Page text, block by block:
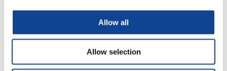
Allow all
Allow selection
iniciativa dirigida a difundir y promover el ideal de la
fraternidad universal en todos los ámbitos de la sociedad.
Los principios e iniciativas de New Humanity se basan en el
espíritu y los valores que animan el
. New Humanity es, de hecho, una de las
expresiones del Movimiento de los Focolares, fundado en